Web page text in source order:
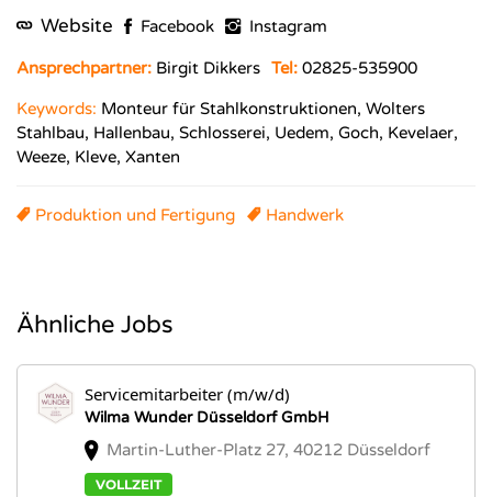
Website Facebook Instagram
Ansprechpartner: Birgit Dikkers Tel: 02825-535900
Keywords: Monteur für Stahlkonstruktionen, Wolters
Stahlbau, Hallenbau, Schlosserei, Uedem, Goch, Kevelaer,
Weeze, Kleve, Xanten
Produktion und Fertigung Handwerk
Ähnliche Jobs
Servicemitarbeiter (m/w/d)
Wilma Wunder Düsseldorf GmbH
Martin-Luther-Platz 27, 40212 Düsseldorf
VOLLZEIT